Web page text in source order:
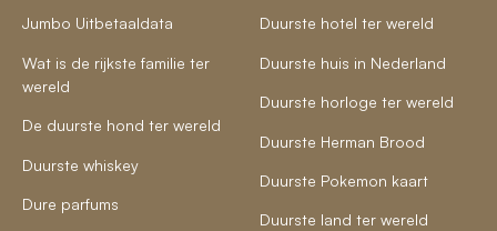
Jumbo Uitbetaaldata
Wat is de rijkste familie ter
wereld
De duurste hond ter wereld
Duurste whiskey
Dure parfums
Duurste hotel ter wereld
Duurste huis in Nederland
Duurste horloge ter wereld
Duurste Herman Brood
Duurste Pokemon kaart
Duurste land ter wereld